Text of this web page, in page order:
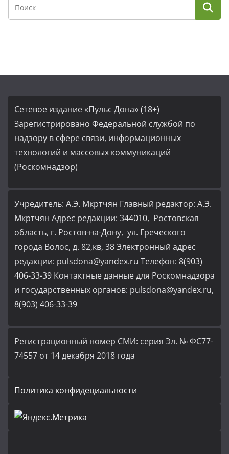
Сетевое издание «Пульс Дона» (18+)
Зарегистрировано Федеральной службой по
надзору в сфере связи, информационных
технологий и массовых коммуникаций
(Роскомнадзор)
Учредитель: А.Э. Мкртчян Главный редактор: А.Э.
Мкртчян Адрес редакции: 344010, Ростовская
область, г. Ростов-на-Дону, ул. Греческого
города Волос, д. 82,кв, 38 Электронный адрес
редакции: pulsdona@yandex.ru Телефон: 8(903)
406-33-39 Контактные данные для Роскомнадзора
и государственных органов: pulsdona@yandex.ru,
8(903) 406-33-39
Регистрационный номер СМИ: серия Эл. № ФС77-
74557 от 14 декабря 2018 года
Политика конфидециальности